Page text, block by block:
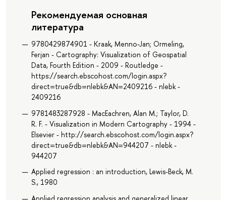
Рекомендуемая основная
литература
9780429874901 - Kraak, Menno-Jan; Ormeling,
Ferjan - Cartography: Visualization of Geospatial
Data, Fourth Edition - 2009 - Routledge -
https://search.ebscohost.com/login.aspx?
direct=true&db=nlebk&AN=2409216 - nlebk -
2409216
9781483287928 - MacEachren, Alan M.; Taylor, D.
R. F. - Visualization in Modern Cartography - 1994 -
Elsevier - http://search.ebscohost.com/login.aspx?
direct=true&db=nlebk&AN=944207 - nlebk -
944207
Applied regression : an introduction, Lewis-Beck, M.
S., 1980